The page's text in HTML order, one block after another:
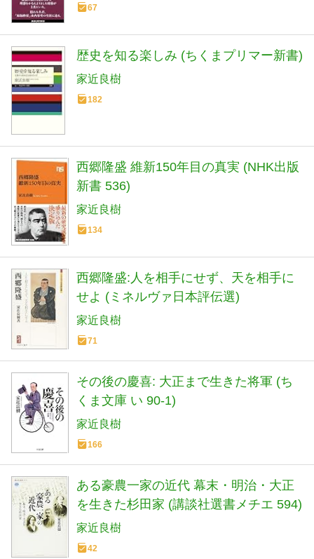
67
歴史を知る楽しみ (ちくまプリマー新書)
家近良樹
182
西郷隆盛 維新150年目の真実 (NHK出版
新書 536)
家近良樹
134
西郷隆盛:人を相手にせず、天を相手に
せよ (ミネルヴァ日本評伝選)
家近良樹
71
その後の慶喜: 大正まで生きた将軍 (ち
くま文庫 い 90-1)
家近良樹
166
ある豪農一家の近代 幕末・明治・大正
を生きた杉田家 (講談社選書メチエ 594)
家近良樹
42